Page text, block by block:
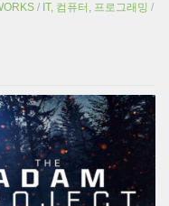
/ IT, 컴퓨터, 프로그래밍 /